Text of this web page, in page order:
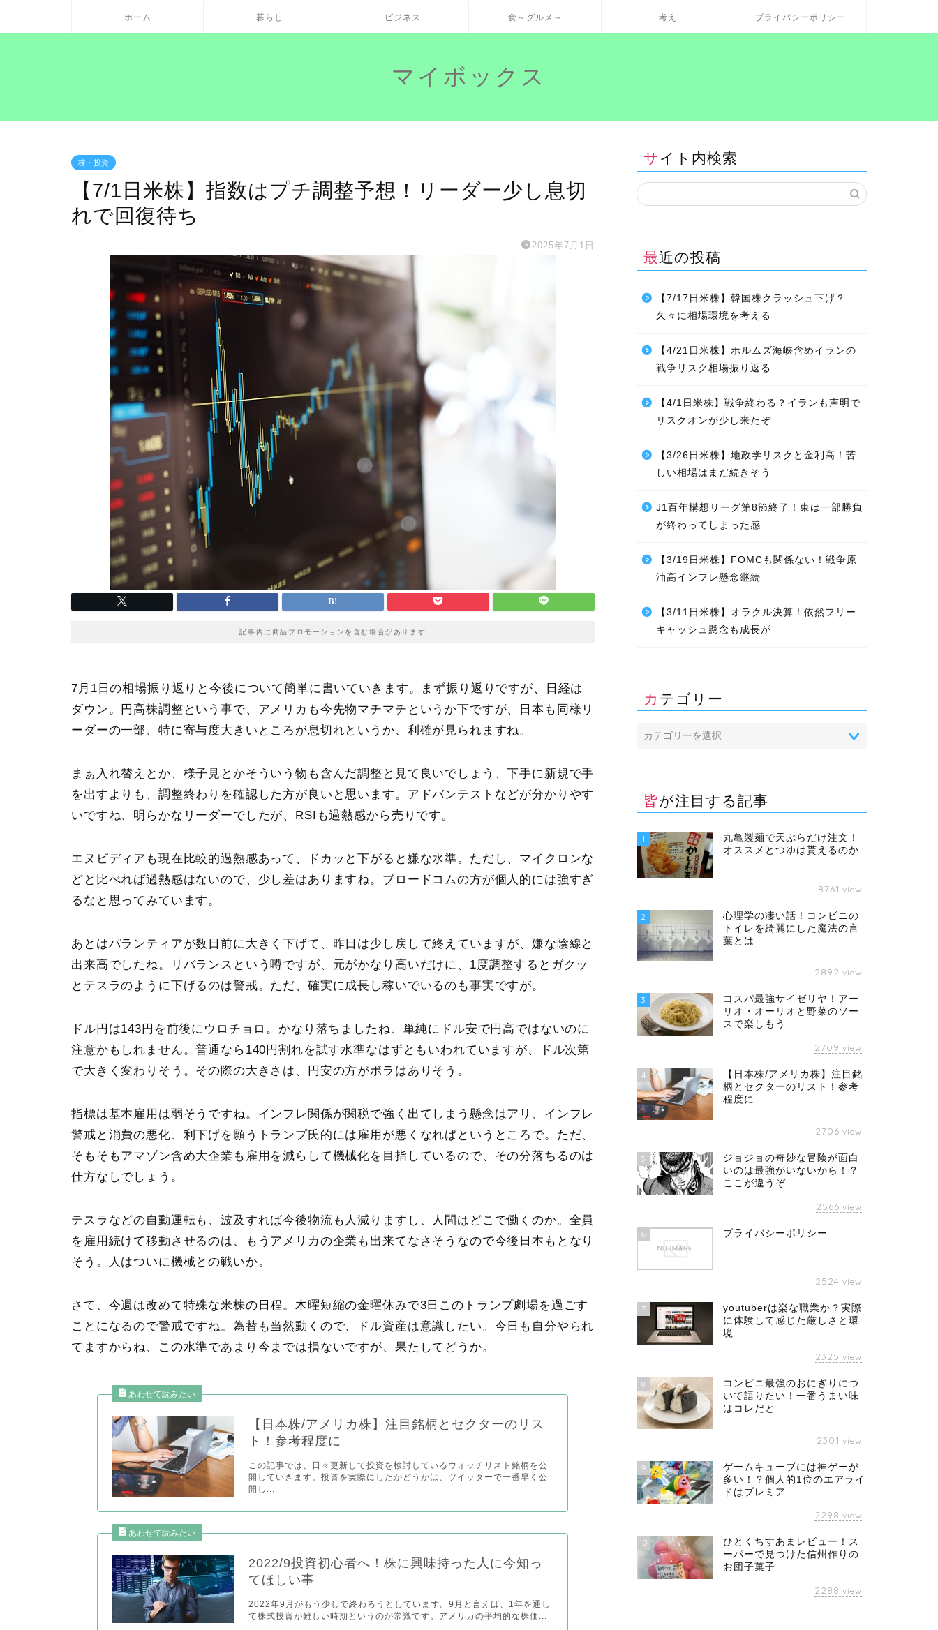
ホーム 暮らし ビジネス 食～グルメ～ 考え プライバシーポリシー
マイボックス
株・投資
【7/1日米株】指数はプチ調整予想！リーダー少し息切
れで回復待ち
2025年7月1日
記事内に商品プロモーションを含む場合があります
7月1日の相場振り返りと今後について簡単に書いていきます。まず振り返りですが、日経は
ダウン。円高株調整という事で、アメリカも今先物マチマチというか下ですが、日本も同様リ
ーダーの一部、特に寄与度大きいところが息切れというか、利確が見られますね。
まぁ入れ替えとか、様子見とかそういう物も含んだ調整と見て良いでしょう、下手に新規で手
を出すよりも、調整終わりを確認した方が良いと思います。アドバンテストなどが分かりやす
いですね、明らかなリーダーでしたが、RSIも過熱感から売りです。
エヌビディアも現在比較的過熱感あって、ドカッと下がると嫌な水準。ただし、マイクロンな
どと比べれば過熱感はないので、少し差はありますね。ブロードコムの方が個人的には強すぎ
るなと思ってみています。
あとはパランティアが数日前に大きく下げて、昨日は少し戻して終えていますが、嫌な陰線と
出来高でしたね。リバランスという噂ですが、元がかなり高いだけに、1度調整するとガクッ
とテスラのように下げるのは警戒。ただ、確実に成長し稼いでいるのも事実ですが。
ドル円は143円を前後にウロチョロ。かなり落ちましたね、単純にドル安で円高ではないのに
注意かもしれません。普通なら140円割れを試す水準なはずともいわれていますが、ドル次第
で大きく変わりそう。その際の大きさは、円安の方がボラはありそう。
指標は基本雇用は弱そうですね。インフレ関係が関税で強く出てしまう懸念はアリ、インフレ
警戒と消費の悪化、利下げを願うトランプ氏的には雇用が悪くなればというところで。ただ、
そもそもアマゾン含め大企業も雇用を減らして機械化を目指しているので、その分落ちるのは
仕方なしでしょう。
テスラなどの自動運転も、波及すれば今後物流も人減りますし、人間はどこで働くのか。全員
を雇用続けて移動させるのは、もうアメリカの企業も出来てなさそうなので今後日本もとなり
そう。人はついに機械との戦いか。
さて、今週は改めて特殊な米株の日程。木曜短縮の金曜休みで3日このトランプ劇場を過ごす
ことになるので警戒ですね。為替も当然動くので、ドル資産は意識したい。今日も自分やられ
てますからね、この水準であまり今までは損ないですが、果たしてどうか。
【日本株/アメリカ株】注目銘柄とセクターのリス
ト！参考程度に
この記事では、日々更新して投資を検討しているウォッチリスト銘柄を公
開していきます。投資を実際にしたかどうかは、ツイッターで一番早く公
開し...
2022/9投資初心者へ！株に興味持った人に今知っ
てほしい事
2022年9月がもう少しで終わろうとしています。9月と言えば、1年を通し
て株式投資が難しい時期というのが常識です。アメリカの平均的な株価...
サイト内検索
最近の投稿
【7/17日米株】韓国株クラッシュ下げ？
久々に相場環境を考える
【4/21日米株】ホルムズ海峡含めイランの
戦争リスク相場振り返る
【4/1日米株】戦争終わる？イランも声明で
リスクオンが少し来たぞ
【3/26日米株】地政学リスクと金利高！苦
しい相場はまだ続きそう
J1百年構想リーグ第8節終了！東は一部勝負
が終わってしまった感
【3/19日米株】FOMCも関係ない！戦争原
油高インフレ懸念継続
【3/11日米株】オラクル決算！依然フリー
キャッシュ懸念も成長が
カテゴリー
皆が注目する記事
1
丸亀製麺で天ぷらだけ注文！
オススメとつゆは貰えるのか
8761 view
2
心理学の凄い話！コンビニの
トイレを綺麗にした魔法の言
葉とは
2892 view
3
コスパ最強サイゼリヤ！アー
リオ・オーリオと野菜のソー
スで楽しもう
2709 view
4
【日本株/アメリカ株】注目銘
柄とセクターのリスト！参考
程度に
2706 view
5
ジョジョの奇妙な冒険が面白
いのは最強がいないから！？
ここが違うぞ
2566 view
6 プライバシーポリシー
2524 view
7
youtuberは楽な職業か？実際
に体験して感じた厳しさと環
境
2325 view
8
コンビニ最強のおにぎりにつ
いて語りたい！一番うまい味
はコレだと
2301 view
9
ゲームキューブには神ゲーが
多い！？個人的1位のエアライ
ドはプレミア
2298 view
10
ひとくちすあまレビュー！ス
ーパーで見つけた信州作りの
お団子菓子
2288 view